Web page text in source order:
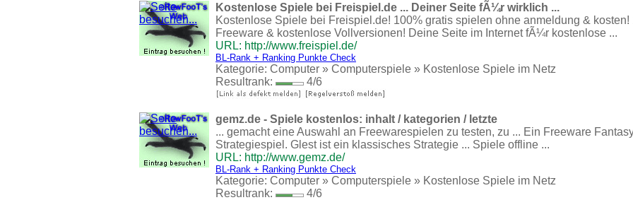
Kostenlose Spiele bei Freispiel.de ... Deiner Seite fÃ¼r wirklich ...
Kostenlose Spiele bei Freispiel.de! 100% gratis spielen ohne anmeldung & kosten!
Freeware & kostenlose Vollversionen! Deine Seite im Internet fÃ¼r kostenlose ...
URL: http://www.freispiel.de/
BL-Rank + Ranking Punkte Check
Kategorie: Computer » Computerspiele » Kostenlose Spiele im Netz
Resultrank:
4/6
gemz.de - Spiele kostenlos: inhalt / kategorien / letzte
... gemacht eine Auswahl an Freewarespielen zu testen, zu ... Ein Freeware
Strategiespiel. Glest ist ein klassisches Strategie ... Spiele offline ...
URL: http://www.gemz.de/
BL-Rank + Ranking Punkte Check
Kategorie: Computer » Computerspiele » Kostenlose Spiele im Netz
Resultrank:
4/6